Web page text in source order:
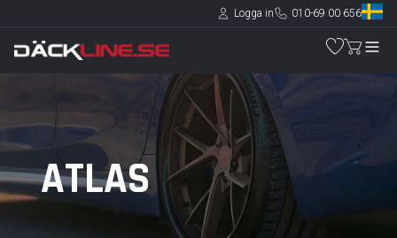
Logga in 010-69 00 656
ATLAS